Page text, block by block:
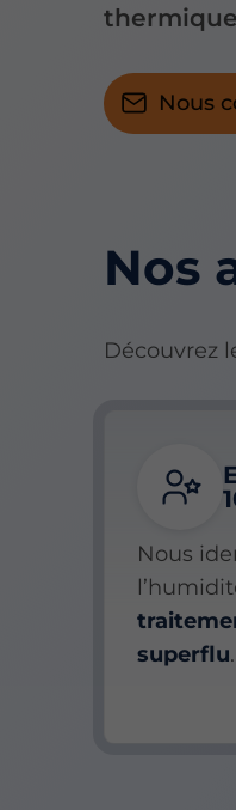
Nous
Nos
Découvrez
Nous
superflu.